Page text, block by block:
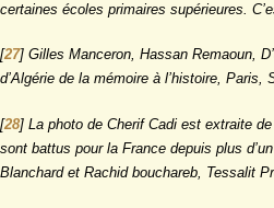
certaines écoles primaires supérieures.
[27] Gilles Manceron, Hassan Remaoun,
d’Algérie de la mémoire à l’histoire, Paris,
[28] La photo de Cherif Cadi est extraite
sont battus pour la France depuis plus
Blanchard et Rachid bouchareb, Tessalit